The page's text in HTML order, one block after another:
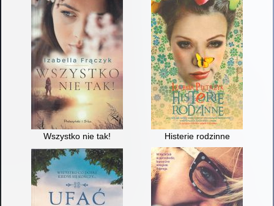
Wszystko nie tak! Histerie rodzinne